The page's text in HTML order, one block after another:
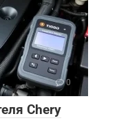
0
Chery